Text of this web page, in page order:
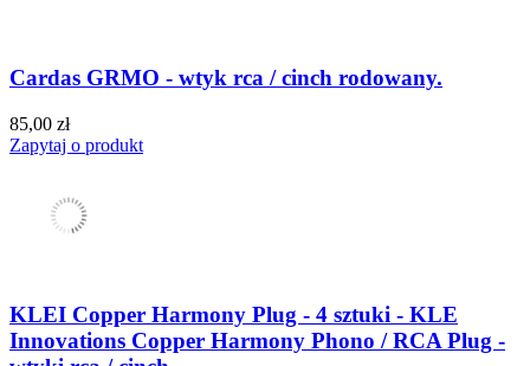
Cardas GRMO - wtyk rca / cinch rodowany.
85,00 zł
Zapytaj o produkt
KLEI Copper Harmony Plug - 4 sztuki - KLE
Innovations Copper Harmony Phono / RCA Plug -